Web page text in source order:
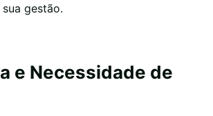
gestão.
e Necessidade de